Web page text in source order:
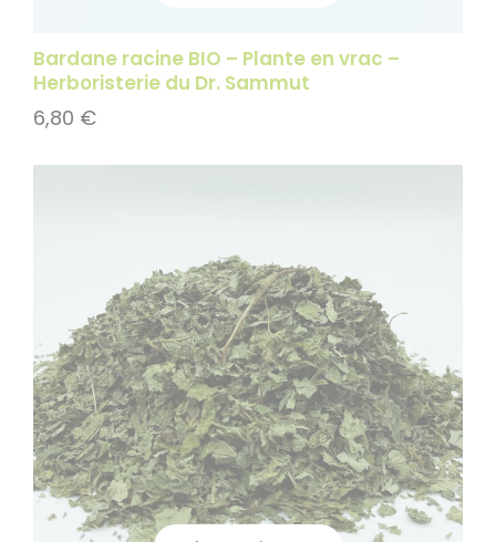
Bardane racine BIO – Plante en vrac –
Herboristerie du Dr. Sammut
6,80 €